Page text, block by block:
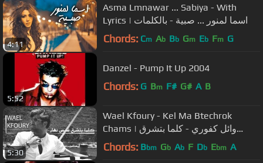
4:11
Asma Lmnawar ... Sabiya - With
Lyrics | اسما لمنور ... صبية - بالكلمات
Chords: Cm Ab Bb Gm Eb Fm G
5:52
Danzel - Pump It Up 2004
Chords: G Bm F# G# A B
5:30
Wael Kfoury - Kel Ma Btechrok
Chams | وائل كفوري - كلما بتشرق
شمس
Chords: Bbm Gb Ab F Db Ebm A